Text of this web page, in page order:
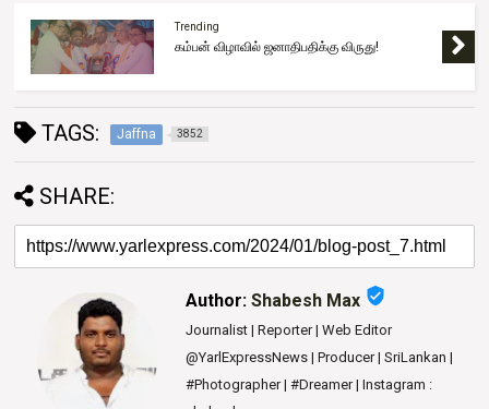
Trending
கம்பன் விழாவில் ஜனாதிபதிக்கு விருது!
TAGS: Jaffna 3852
SHARE:
Author:Shabesh Max verified_user
Journalist | Reporter | Web Editor
@YarlExpressNews | Producer | SriLankan |
#Photographer | #Dreamer | Instagram :